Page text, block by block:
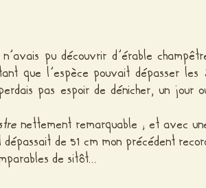
pu découvrir d’érable
que l’espèce pouvait dépasser les
pas espoir de dénicher, un jour
nettement remarquable ; et avec
de 51 cm mon précédent
de sitôt…